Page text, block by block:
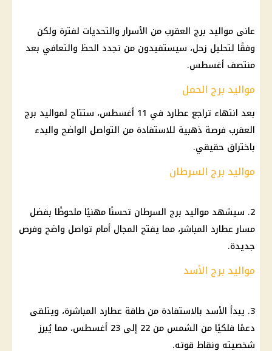
عانى مواليد برج العقرب من الأسرار والتحديات لفترة ولكن
وفقًا لتحليل زحل، سيستفيدون من تجدد الحظ والتعافي بعد
منتصف أغسطس.
مواليد برج الحمل
بعد انتهاء تراجع عطارد في 11 أغسطس، ستتاح لمواليد برج
العقرب فرصة ذهبية للاستفادة من التواصل الواضح والبدء
باختراق حقيقي.
مواليد برج السرطان
2. سيشهد مواليد برج السرطان تحسنًا مهنيًا ملحوظًا بفضل
مسار عطارد المباشر، مما يفتح المجال أمام تواصل واضح وفرص
جديدة.
مواليد برج الأسد
3. يبدأ الأسد بالاستفادة من طاقة عطارد المباشرة، ويتلقى
دعمًا فلكيًا من الشمس من 22 إلى 23 أغسطس، مما يُبرز
شخصيته ونقاط قوته.